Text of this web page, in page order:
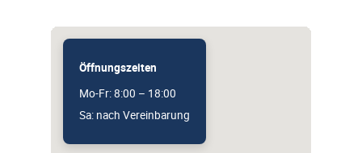
Öffnungszeiten
Mo-Fr: 8:00 – 18:00
Sa: nach Vereinbarung